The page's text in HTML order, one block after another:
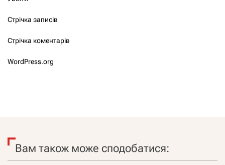
Стрічка записів
Стрічка коментарів
WordPress.org
Вам також може сподобатися: